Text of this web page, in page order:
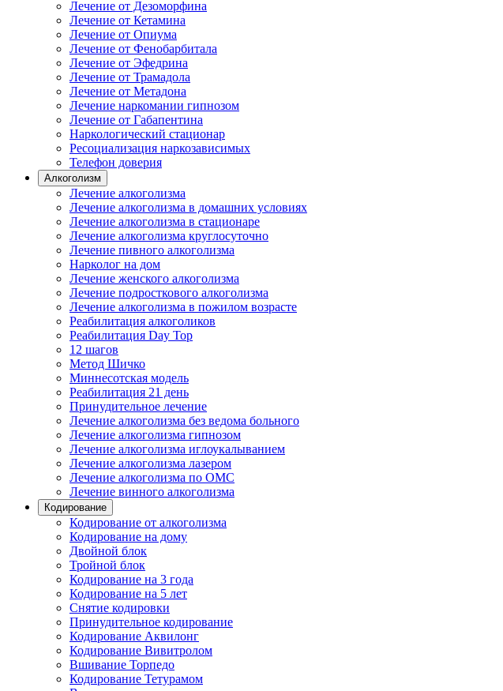
Лечение от Дезоморфина
Лечение от Кетамина
Лечение от Опиума
Лечение от Фенобарбитала
Лечение от Эфедрина
Лечение от Трамадола
Лечение от Метадона
Лечение наркомании гипнозом
Лечение от Габапентина
Наркологический стационар
Ресоциализация наркозависимых
Телефон доверия
Алкоголизм
Лечение алкоголизма
Лечение алкоголизма в домашних условиях
Лечение алкоголизма в стационаре
Лечение алкоголизма круглосуточно
Лечение пивного алкоголизма
Нарколог на дом
Лечение женского алкоголизма
Лечение подросткового алкоголизма
Лечение алкоголизма в пожилом возрасте
Реабилитация алкоголиков
Реабилитация Day Top
12 шагов
Метод Шичко
Миннесотская модель
Реабилитация 21 день
Принудительное лечение
Лечение алкоголизма без ведома больного
Лечение алкоголизма гипнозом
Лечение алкоголизма иглоукалыванием
Лечение алкоголизма лазером
Лечение алкоголизма по ОМС
Лечение винного алкоголизма
Кодирование
Кодирование от алкоголизма
Кодирование на дому
Двойной блок
Тройной блок
Кодирование на 3 года
Кодирование на 5 лет
Снятие кодировки
Принудительное кодирование
Кодирование Аквилонг
Кодирование Вивитролом
Вшивание Торпедо
Кодирование Тетурамом